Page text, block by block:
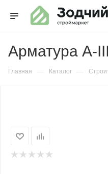
Арматура А-
Главная — Каталог —